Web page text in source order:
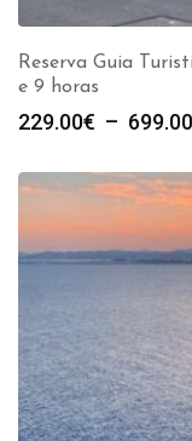
Reserva Guia
e 9 horas
229.00€ – 699.00